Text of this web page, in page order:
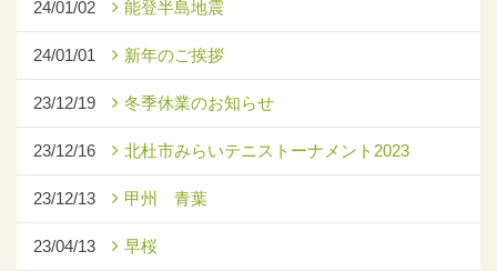
24/01/02 能登半島地震
24/01/01 新年のご挨拶
23/12/19 冬季休業のお知らせ
23/12/16 北杜市みらいテニストーナメント2023
23/12/13 甲州 青葉
23/04/13 早桜